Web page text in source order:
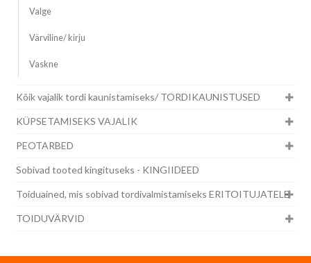
Valge
Värviline/ kirju
Vaskne
Kõik vajalik tordi kaunistamiseks/ TORDIKAUNISTUSED
KÜPSETAMISEKS VAJALIK
PEOTARBED
Sobivad tooted kingituseks - KINGIIDEED
Toiduained, mis sobivad tordivalmistamiseks ERITOITUJATELE
TOIDUVÄRVID